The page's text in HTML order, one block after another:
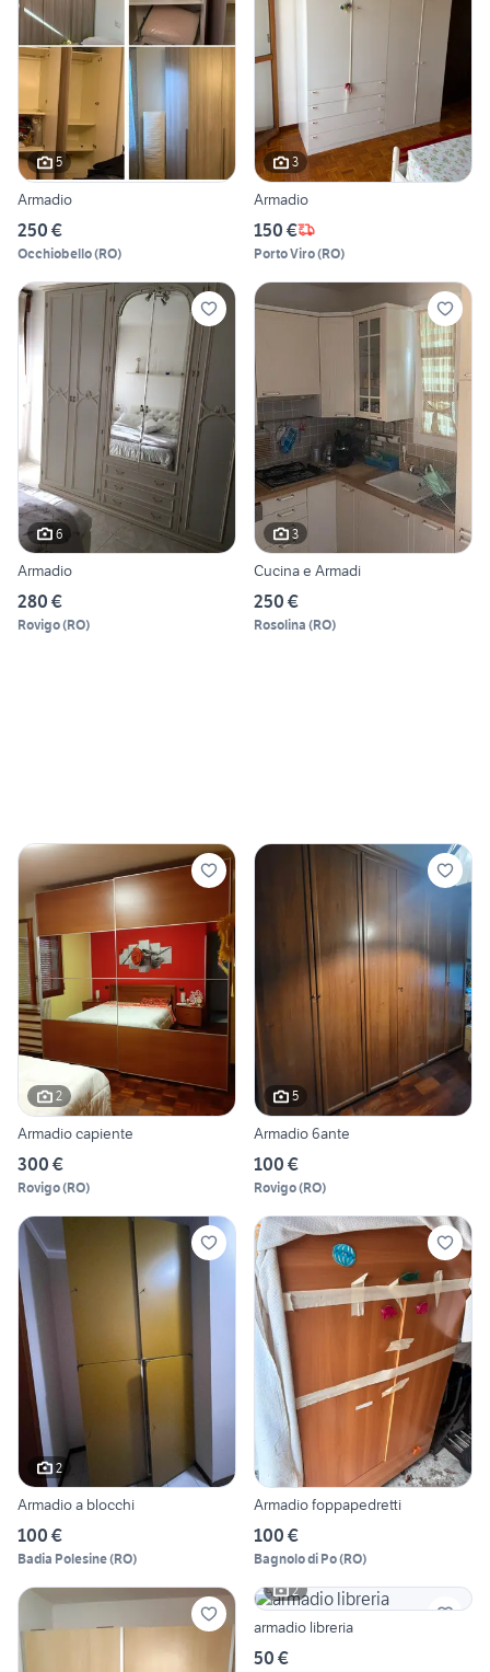
5
Armadio
250 €
Occhiobello(RO)
3
Armadio
150 €
Porto Viro(RO)
6
Armadio
280 €
Rovigo(RO)
3
Cucina e Armadi
250 €
Rosolina (RO)
2
Armadio capiente
300 €
Rovigo(RO)
5
Armadio 6ante
100 €
Rovigo(RO)
2
Armadio a blocchi
100 €
Badia Polesine(RO)
Armadio foppapedretti
100 €
Bagnolo di Po(RO)
2
armadio libreria
50 €